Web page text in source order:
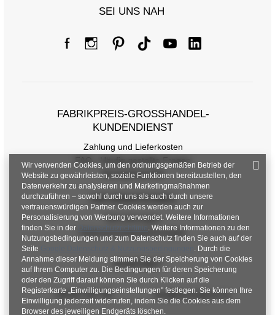
SEI UNS NAH
FABRIKPREIS-GROSSHANDEL-K
UNDENDIENST
Zahlung und Lieferkosten
FAQ - Häufig gestellte Fragen
Rückgabepolitik
INFORMATIONEN
Verordnungen
Datenschutzbestimmungen
KONTAKT
+48 601 547 740 hurt@factoryprice.eu
Wir verwenden Cookies, um den ordnungsgemäßen Betrieb der
Website zu gewährleisten, soziale Funktionen bereitzustellen, den
Datenverkehr zu analysieren und Marketingmaßnahmen
durchzuführen – sowohl durch uns als auch durch unsere
vertrauenswürdigen Partner. Cookies werden auch zur
Personalisierung von Werbung verwendet. Weitere Informationen
finden Sie in der
Datenschutzrichtlinie. Weitere Informationen zu den
Nutzungsbedingungen und zum Datenschutz finden Sie auch auf der
Seite
. Durch die
Annahme dieser Meldung stimmen Sie der Speicherung von Cookies
auf Ihrem Computer zu. Die Bedingungen für deren Speicherung
oder den Zugriff darauf können Sie durch Klicken auf die
Registerkarte „Einwilligungseinstellungen" festlegen. Sie können Ihre
Einwilligung jederzeit widerrufen, indem Sie die Cookies aus dem
Browser des jeweiligen Endgeräts löschen.